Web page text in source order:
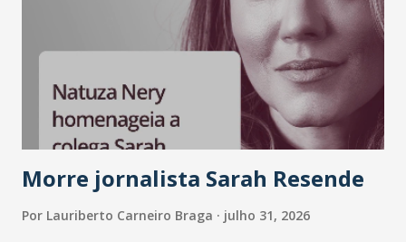
Morre jornalista Sarah Resende
Por Lauriberto Carneiro Braga julho 31, 2026